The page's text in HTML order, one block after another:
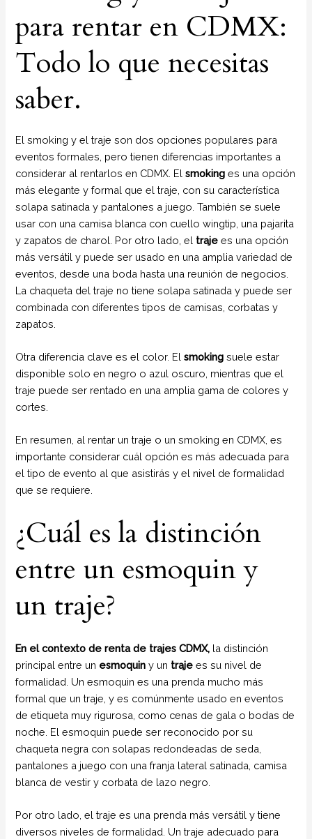
para rentar en CDMX:
Todo lo que necesitas
saber.
El smoking y el traje son dos opciones populares para
eventos formales, pero tienen diferencias importantes a
considerar al rentarlos en CDMX. Elsmoking es una opción
más elegante y formal que el traje, con su característica
solapa satinada y pantalones a juego. También se suele
usar con una camisa blanca con cuello wingtip, una pajarita
y zapatos de charol. Por otro lado, el traje es una opción
más versátil y puede ser usado en una amplia variedad de
eventos, desde una boda hasta una reunión de negocios.
La chaqueta del traje no tiene solapa satinada y puede ser
combinada con diferentes tipos de camisas, corbatas y
zapatos.
Otra diferencia clave es el color. Elsmoking suele estar
disponible solo en negro o azul oscuro, mientras que el
traje puede ser rentado en una amplia gama de colores y
cortes.
En resumen, al rentar un traje o un smoking en CDMX, es
importante considerar cuál opción es más adecuada para
el tipo de evento al que asistirás y el nivel de formalidad
que se requiere.
¿Cuál es la distinción
entre un esmoquin y
un traje?
En el contexto de renta de trajes CDMX, la distinción
principal entre un esmoquin y un traje es su nivel de
formalidad. Un esmoquin es una prenda mucho más
formal que un traje, y es comúnmente usado en eventos
de etiqueta muy rigurosa, como cenas de gala o bodas de
noche. El esmoquin puede ser reconocido por su
chaqueta negra con solapas redondeadas de seda,
pantalones a juego con una franja lateral satinada, camisa
blanca de vestir y corbata de lazo negro.
Por otro lado, el traje es una prenda más versátil y tiene
diversos niveles de formalidad. Un traje adecuado para